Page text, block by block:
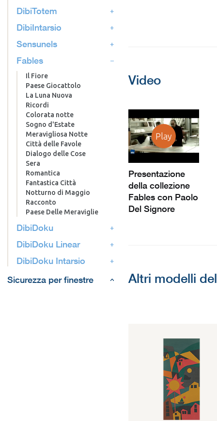
DibiTotem
DibiIntarsio
Sensunels
Fables
Il Fiore
Paese Giocattolo
La Luna Nuova
Ricordi
Colorata notte
Sogno d'Estate
Meravigliosa Notte
Città delle Favole
Dialogo delle Cose
Sera
Romantica
Fantastica Città
Notturno di Maggio
Racconto
Paese Delle Meraviglie
DibiDoku
DibiDoku Linear
DibiDoku Intarsio
Sicurezza per finestre
Video
Play
Presentazione
della collezione
Fables con Paolo
Del Signore
Altri modelli